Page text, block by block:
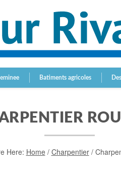
Batiments agricoles
Here: Home/ Charpentier/